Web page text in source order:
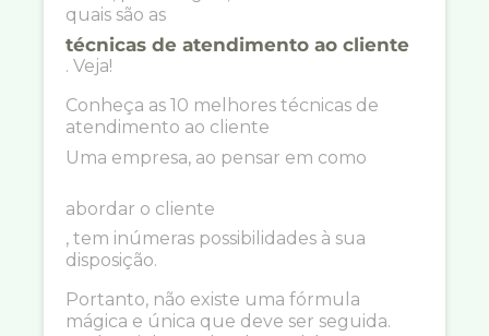
quais são as
técnicas de atendimento ao cliente
. Veja!
Conheça as 10 melhores técnicas de
atendimento ao cliente
Uma empresa, ao pensar em como
abordar o cliente
, tem inúmeras possibilidades à sua
disposição.
Portanto, não existe uma fórmula
mágica e única que deve ser seguida.